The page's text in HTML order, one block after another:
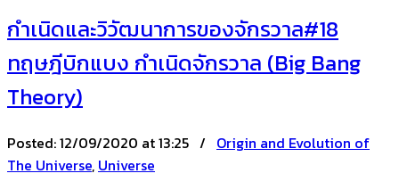
กำเนิดและวิวัฒนาการของจักรวาล#18
ทฤษฎีบิกแบง กำเนิดจักรวาล (Big Bang
Theory)
Posted:12/09/2020 at 13:25 / Origin and Evolution of
The Universe, Universe